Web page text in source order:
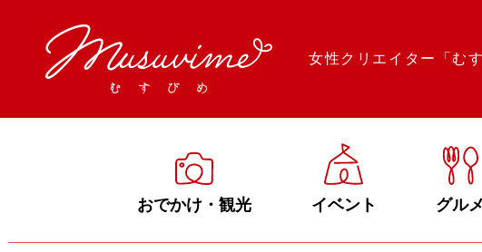
女性クリエイター「む
おでかけ・観光 イベント グルメ